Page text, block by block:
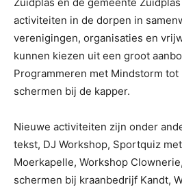
activiteiten in de dorpen in
verenigingen, organisaties en
kunnen kiezen uit een groot
Programmeren met Mindstorm
schermen bij de kapper.
Nieuwe activiteiten zijn onder
tekst, DJ Workshop, Sportquiz
Moerkapelle, Workshop
schermen bij kraanbedrijf Kandt,